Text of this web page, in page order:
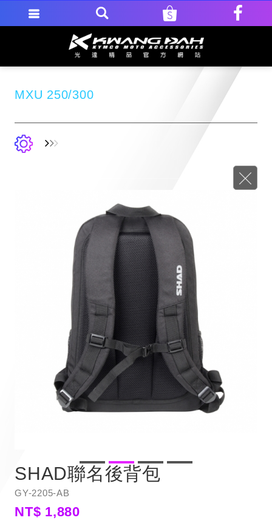
MXU 250/300
SHAD聯名後背包
GY-2205-AB
NT$ 1,880